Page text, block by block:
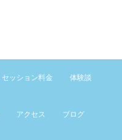
セッション料金 体験談
アクセス ブログ